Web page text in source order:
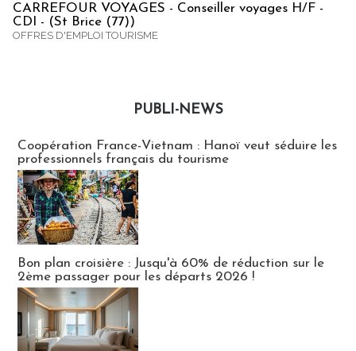
CARREFOUR VOYAGES - Conseiller voyages H/F -
CDI - (St Brice (77))
OFFRES D'EMPLOI TOURISME
PUBLI-NEWS
Coopération France-Vietnam : Hanoï veut séduire les
professionnels français du tourisme
Bon plan croisière : Jusqu'à 60% de réduction sur le
2ème passager pour les départs 2026 !